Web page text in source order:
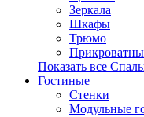
Зеркала
Шкафы
Трюмо
Показать все
Гостиные
Стенки
Модульные